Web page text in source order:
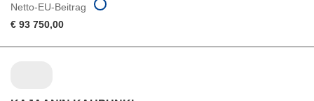
Netto-EU-Beitrag
€ 93 750,00